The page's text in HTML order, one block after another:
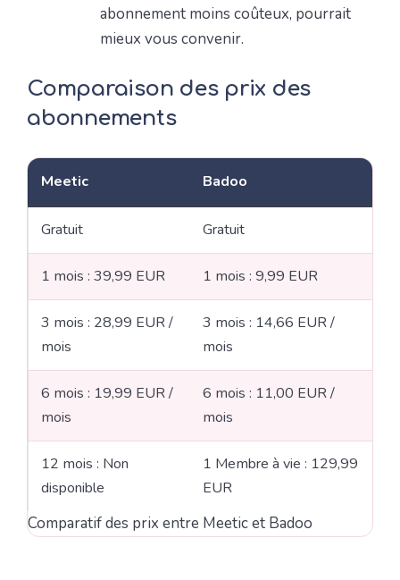
abonnement moins coûteux, pourrait
mieux vous convenir.
Comparaison des prix des
abonnements
Meetic Badoo
Gratuit Gratuit
1 mois : 39,99 EUR 1 mois : 9,99 EUR
3 mois : 28,99 EUR /
mois
3 mois : 14,66 EUR /
mois
6 mois : 19,99 EUR /
mois
6 mois : 11,00 EUR /
mois
12 mois : Non
disponible
1 Membre à vie : 129,99
EUR
Comparatif des prix entre Meetic et Badoo